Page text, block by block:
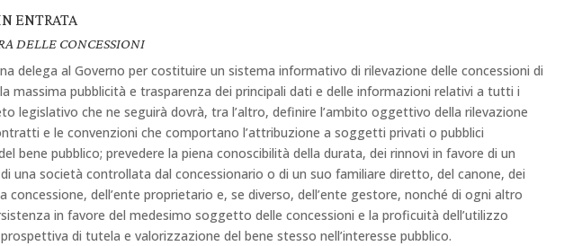
ENTRATA
DELLE CONCESSIONI
delega al Governo per costituire un sistema informativo di rilevazione delle concessioni di
massima pubblicità e trasparenza dei principali dati e delle informazioni relativi a tutti i
legislativo che ne seguirà dovrà, tra l’altro, definire l’ambito oggettivo della rilevazione
e le convenzioni che comportano l’attribuzione a soggetti privati o pubblici
bene pubblico; prevedere la piena conoscibilità della durata, dei rinnovi in favore di un
una società controllata dal concessionario o di un suo familiare diretto, del canone, dei
concessione, dell’ente proprietario e, se diverso, dell’ente gestore, nonché di ogni altro
in favore del medesimo soggetto delle concessioni e la proficuità dell’utilizzo
di tutela e valorizzazione del bene stesso nell’interesse pubblico.